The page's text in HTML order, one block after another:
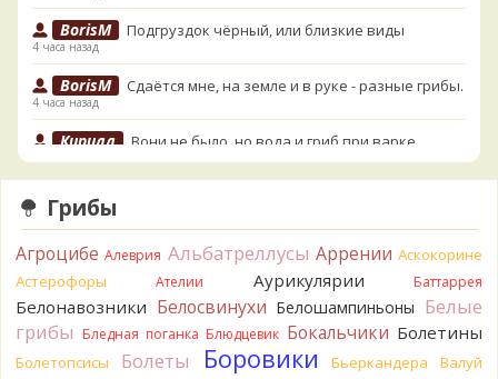
BorisM Подгруздок чёрный, или близкие виды
4 часа назад
BorisM Сдаётся мне, на земле и в руке - разные грибы.
4 часа назад
Кирилл
Вони не было, но вода и гриб при варке
начали желтеть. Выкинул. Большое спасибо.
5 часов назад
Кирилл
5 часов назад
Tatiana_A
Да. Но они не все безоговорочно
съедобны.
5 часов назад
В следующий раз вырвите его целиком и
разрежьте ножку вертикально. Именно вертикально.
Грибы
Агроцибе Алеврия Альбатреллусы Аррении Аскокорине
Астерофоры
Ателии Аурикулярии Баттаррея
Белонавозники Белосвинухи Белошампиньоны Белые
грибы Бледная поганка Блюдцевик Бокальчики Болетины
Болетопсисы Болеты Боровики Бьеркандера Валуй